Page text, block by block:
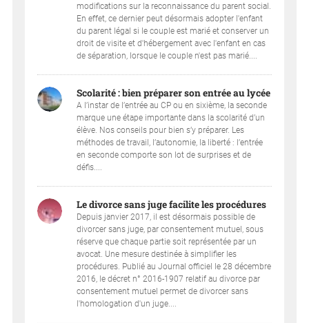
modifications sur la reconnaissance du parent social.
En effet, ce dernier peut désormais adopter l'enfant
du parent légal si le couple est marié et conserver un
droit de visite et d'hébergement avec l'enfant en cas
de séparation, lorsque le couple n'est pas marié....
Scolarité : bien préparer son entrée au lycée
A l’instar de l’entrée au CP ou en sixième, la seconde
marque une étape importante dans la scolarité d’un
élève. Nos conseils pour bien s’y préparer. Les
méthodes de travail, l’autonomie, la liberté : l’entrée
en seconde comporte son lot de surprises et de
défis....
Le divorce sans juge facilite les procédures
Depuis janvier 2017, il est désormais possible de
divorcer sans juge, par consentement mutuel, sous
réserve que chaque partie soit représentée par un
avocat. Une mesure destinée à simplifier les
procédures. Publié au Journal officiel le 28 décembre
2016, le décret n° 2016-1907 relatif au divorce par
consentement mutuel permet de divorcer sans
l'homologation d'un juge....